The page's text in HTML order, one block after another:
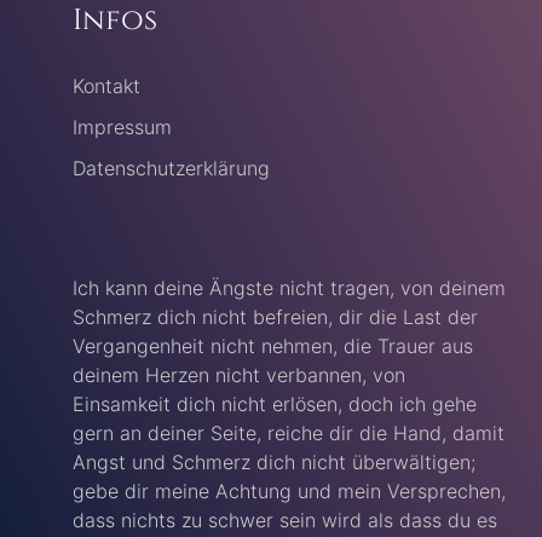
Infos
Kontakt
Impressum
Datenschutzerklärung
Ich kann deine Ängste nicht tragen, von deinem
Schmerz dich nicht befreien, dir die Last der
Vergangenheit nicht nehmen, die Trauer aus
deinem Herzen nicht verbannen, von
Einsamkeit dich nicht erlösen, doch ich gehe
gern an deiner Seite, reiche dir die Hand, damit
Angst und Schmerz dich nicht überwältigen;
gebe dir meine Achtung und mein Versprechen,
dass nichts zu schwer sein wird als dass du es